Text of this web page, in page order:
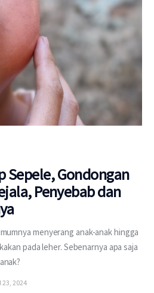
Sepele, Gondongan
Penyebab dan
menyerang anak-anak hingga
pada leher. Sebenarnya apa saja
23, 2024